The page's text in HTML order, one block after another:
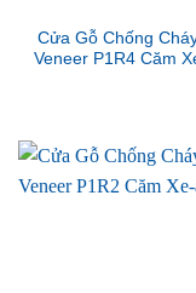
Cửa Gỗ Chống
Veneer P1R4 Căm